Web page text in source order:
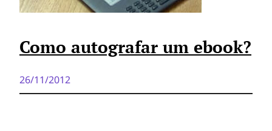
Como autografar um ebook?
26/11/2012